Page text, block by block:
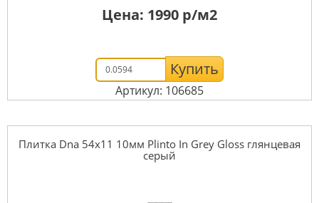
Цена: 1990 р/м2
Купить
Артикул: 106685
Плитка Dna 54x11 10мм Plinto In Grey Gloss глянцевая
серый